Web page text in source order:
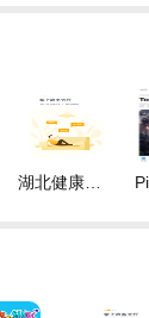
的伴奏，打造
你体验，在这
币？怎么充值
湖北健康科技